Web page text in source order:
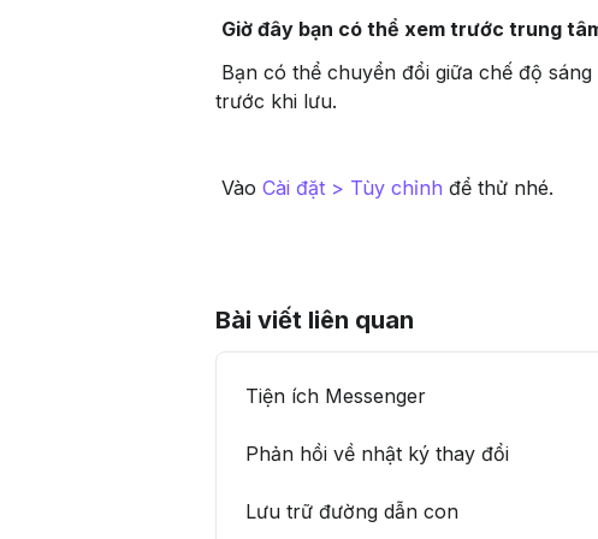
Giờ đây bạn có thể xem trước trung
trước khi lưu.
Vào Cài đặt > Tùy chỉnh để thử nhé.
Bài viết liên quan
Tiện ích Messenger
Phản hồi về nhật ký thay đổi
Lưu trữ đường dẫn con